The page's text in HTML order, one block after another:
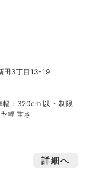
田3丁目13-19
：320cm 以下 制限
幅 重さ
詳細へ